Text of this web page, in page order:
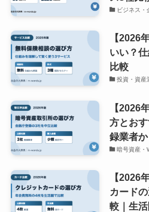
ビジネス・
【2026
いい？
比較
投資・資産
【2026
方とお
録業者
暗号資産・
【2026
カード
較｜生